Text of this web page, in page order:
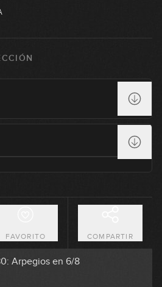
FAVORITO COMPARTIR
Disco Funk en Am
Prog Metal con dedos y púa en
Armónicos en G
Arpegios en 6/8